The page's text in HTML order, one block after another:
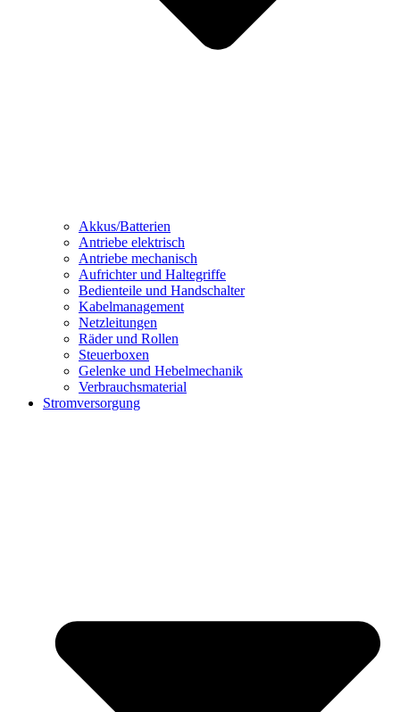
Akkus/Batterien
Antriebe elektrisch
Antriebe mechanisch
Aufrichter und Haltegriffe
Bedienteile und Handschalter
Kabelmanagement
Netzleitungen
Räder und Rollen
Steuerboxen
Gelenke und Hebelmechanik
Verbrauchsmaterial
Stromversorgung